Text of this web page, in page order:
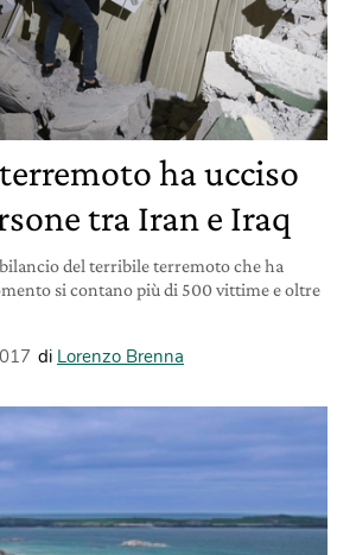
ha ucciso
tra Iran e Iraq
del terribile terremoto che ha
si contano più di 500 vittime e oltre
di Lorenzo Brenna